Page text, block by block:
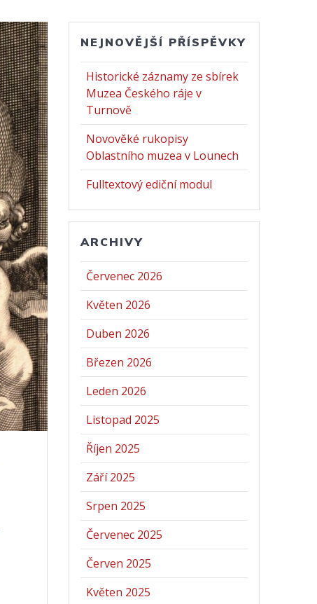
NEJNOVĚJŠÍ PŘÍSPĚVKY
Historické záznamy ze sbírek
Muzea Českého ráje v
Turnově
Novověké rukopisy
Oblastního muzea v Lounech
Fulltextový ediční modul
ARCHIVY
Červenec 2026
Květen 2026
Duben 2026
Březen 2026
Leden 2026
Listopad 2025
Říjen 2025
Září 2025
Srpen 2025
Červenec 2025
Červen 2025
Květen 2025